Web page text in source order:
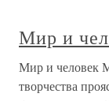
Мир и
Мир и человек
творчества